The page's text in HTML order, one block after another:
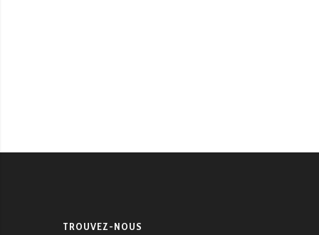
TROUVEZ-NOUS